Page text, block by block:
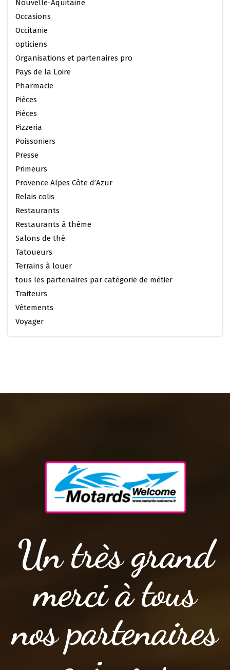
Nouvelle-Aquitaine
Occasions
Occitanie
opticiens
Organisations et partenaires pro
Pays de la Loire
Pharmacie
Pièces
Pièces
Pizzeria
Poissoniers
Presse
Primeurs
Provence Alpes Côte d’Azur
Relais colis
Restaurants
Restaurants à thème
Salons de thé
Tatoueurs
Terrains à louer
tous les partenaires par catégorie de métier
Traiteurs
Vétements
Voyager
Un très grand
merci à tous
nos partenaires